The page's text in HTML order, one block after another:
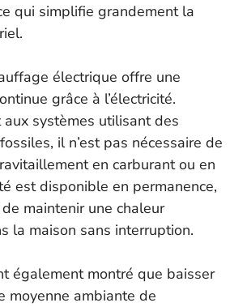
qui simplifie grandement la
électrique offre une
grâce à l’électricité.
aux systèmes utilisant des
il n’est pas nécessaire de
en carburant ou en
est disponible en permanence,
maintenir une chaleur
la maison sans interruption.
également montré que baisser
moyenne ambiante de